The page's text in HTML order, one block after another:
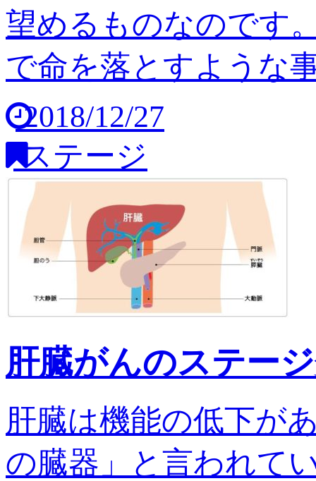
望めるものなのです
で命を落とすような
2018/12/27
ステージ
肝臓がんのステー
肝臓は機能の低下が
の臓器」と言われて